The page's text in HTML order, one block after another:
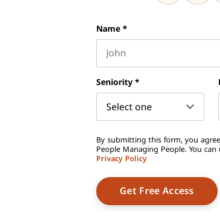
Name *
Seniority *
By submitting this form, you
People Managing People. You
Privacy Policy